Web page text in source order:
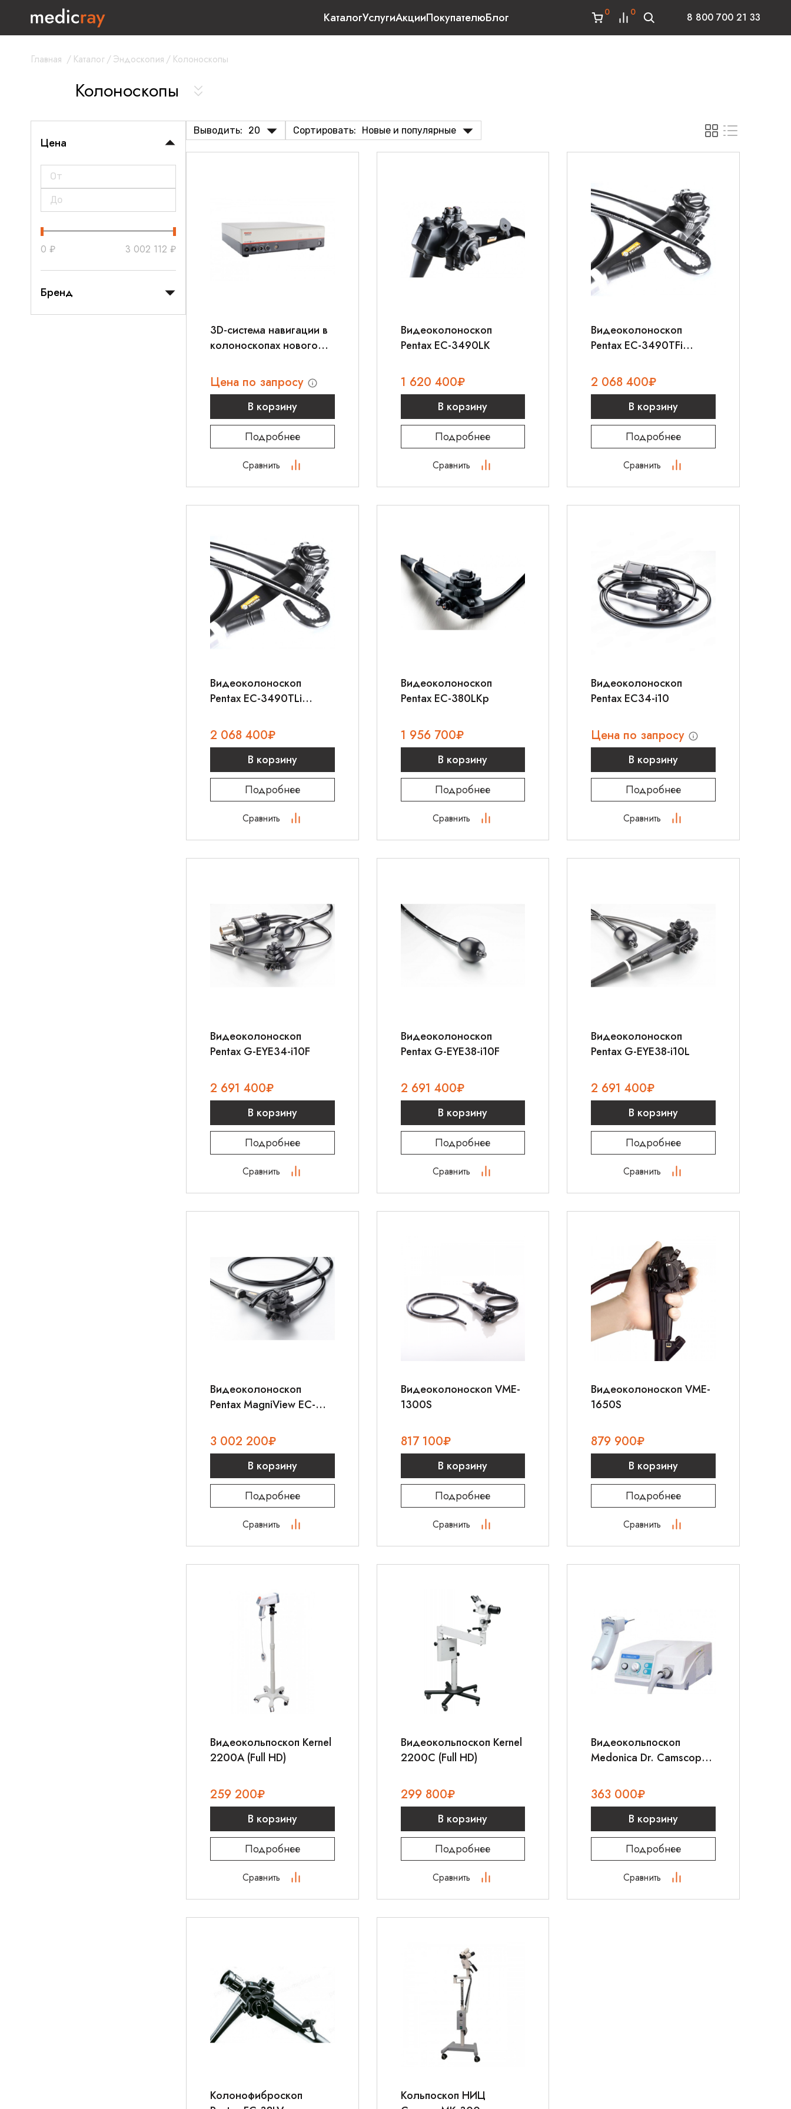
КаталогУслугиАкцииПокупателюБлог 0 0 8 800 700 21 33
Главная / Каталог/Эндоскопия / Колоноскопы
Колоноскопы
Цена
0 ₽ 3 002 112 ₽
Бренд
Выводить: 20 Сортировать: Новые и популярные
3D-система навигации в
колоноскопах нового
SCOPEPILOT
Цена по запросу
В корзину
Подробнее
Сравнить
Видеоколоноскоп
Pentax EC-3490LK
1 620 400₽
В корзину
Подробнее
Сравнить
Видеоколоноскоп
Pentax EC-3490TFi
2 068 400₽
В корзину
Подробнее
Сравнить
Видеоколоноскоп
Pentax EC-3490TLi
2 068 400₽
В корзину
Подробнее
Сравнить
Видеоколоноскоп
Pentax EC-380LKp
1 956 700₽
В корзину
Подробнее
Сравнить
Видеоколоноскоп
Pentax EC34-i10
Цена по запросу
В корзину
Подробнее
Сравнить
Видеоколоноскоп
Pentax G-EYE34-i10F
2 691 400₽
В корзину
Подробнее
Сравнить
Видеоколоноскоп
Pentax G-EYE38-i10F
2 691 400₽
В корзину
Подробнее
Сравнить
Видеоколоноскоп
Pentax G-EYE38-i10L
2 691 400₽
В корзину
Подробнее
Сравнить
Видеоколоноскоп
Pentax MagniView EC-
3 002 200₽
В корзину
Подробнее
Сравнить
Видеоколоноскоп VME-
1300S
817 100₽
В корзину
Подробнее
Сравнить
Видеоколоноскоп VME-
1650S
879 900₽
В корзину
Подробнее
Сравнить
Видеокольпоскоп Kernel
2200A (Full HD)
259 200₽
В корзину
Подробнее
Сравнить
Видеокольпоскоп Kernel
2200C (Full HD)
299 800₽
В корзину
Подробнее
Сравнить
Видеокольпоскоп
Medonica Dr. Camscope
363 000₽
В корзину
Подробнее
Сравнить
Колонофиброскоп
Кольпоскоп НИЦ